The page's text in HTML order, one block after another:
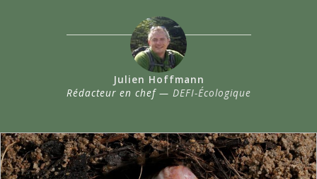
Julien Hoffmann
Rédacteur en chef — DEFI-Écologique